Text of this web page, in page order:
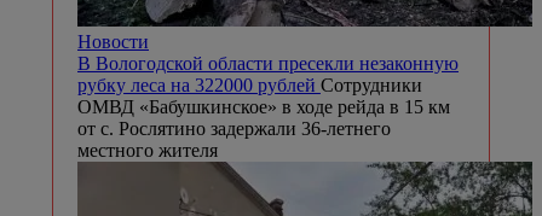
Новости
В Вологодской области пресекли незаконную
рубку леса на 322000 рублей Сотрудники
ОМВД «Бабушкинское» в ходе рейда в 15 км
от с. Рослятино задержали 36-летнего
местного жителя